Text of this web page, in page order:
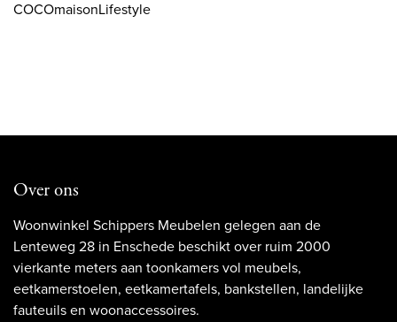
COCOmaisonLifestyle
Over ons
Woonwinkel Schippers Meubelen gelegen aan de
Lenteweg 28 in Enschede beschikt over ruim 2000
vierkante meters aan toonkamers vol meubels,
eetkamerstoelen, eetkamertafels, bankstellen, landelijke
fauteuils en woonaccessoires.